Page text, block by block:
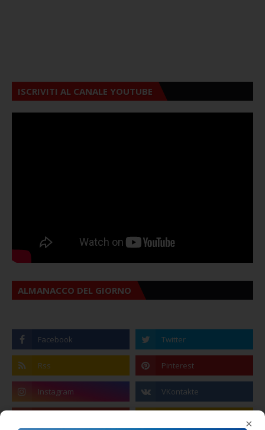
×
ISCRIVITI AL CANALE YOUTUBE
ALMANACCO DEL GIORNO